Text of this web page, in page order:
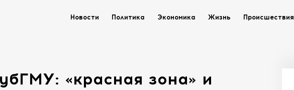
Новости Политика Экономика Жизнь Происшествия
«красная зона» и